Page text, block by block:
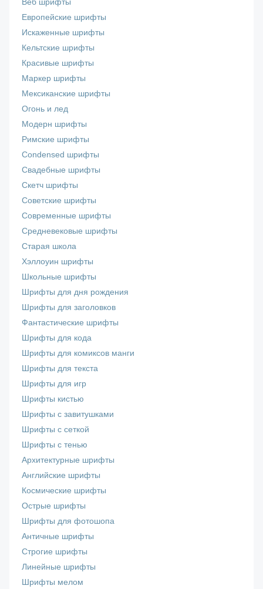
Веб шрифты
Европейские шрифты
Искаженные шрифты
Кельтские шрифты
Красивые шрифты
Маркер шрифты
Мексиканские шрифты
Огонь и лед
Модерн шрифты
Римские шрифты
Сondensed шрифты
Свадебные шрифты
Скетч шрифты
Советские шрифты
Современные шрифты
Средневековые шрифты
Старая школа
Хэллоуин шрифты
Школьные шрифты
Шрифты для дня рождения
Шрифты для заголовков
Фантастические шрифты
Шрифты для кода
Шрифты для комиксов манги
Шрифты для текста
Шрифты для игр
Шрифты кистью
Шрифты с завитушками
Шрифты с сеткой
Шрифты с тенью
Архитектурные шрифты
Английские шрифты
Космические шрифты
Острые шрифты
Шрифты для фотошопа
Античные шрифты
Строгие шрифты
Линейные шрифты
Шрифты мелом